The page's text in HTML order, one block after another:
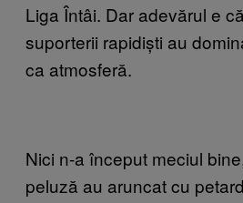
Liga Întâi. Dar adevărul e
suporterii rapidiști au
ca atmosferă.
Nici n-a început meciul
peluză au aruncat cu